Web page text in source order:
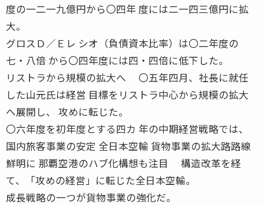
度の一二一九億円から〇四年 度には二一四三億円に拡
大。
グロスＤ／Ｅレ シオ（負債資本比率）は〇二年度の
七・八倍 から〇四年度には四・四倍に低下した。
リストラから規模の拡大へ 〇五年四月、社長に就任
した山元氏は経営 目標をリストラ中心から規模の拡大
へ展開し、 攻めに転じた。
〇六年度を初年度とする四カ 年の中期経営戦略では、
国内旅客事業の安定 全日本空輸 貨物事業の拡大路路線
鮮明に 那覇空港のハブ化構想も注目 構造改革を経
て、「攻めの経営」に転じた全日本空輸。
成長戦略の一つが貨物事業の強化だ。